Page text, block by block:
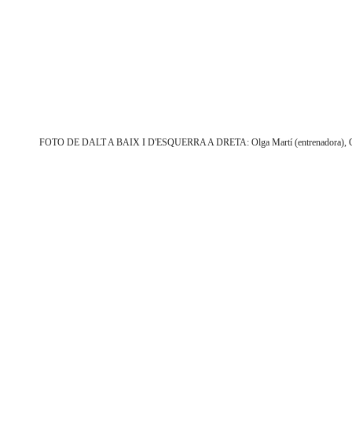
FOTO DE DALT A BAIX I D'ESQUERRA A DRETA: Olga Martí (entrenadora),